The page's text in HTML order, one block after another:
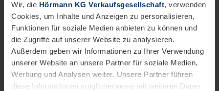
Wir, die Hörmann KG Verkaufsgesellschaft, verwenden
Cookies, um Inhalte und Anzeigen zu personalisieren,
Funktionen für soziale Medien anbieten zu können und
die Zugriffe auf unserer Website zu analysieren.
Außerdem geben wir Informationen zu Ihrer Verwendung
unserer Website an unsere Partner für soziale Medien,
Werbung und Analysen weiter. Unsere Partner führen
diese Informationen möglicherweise mit weiteren Daten